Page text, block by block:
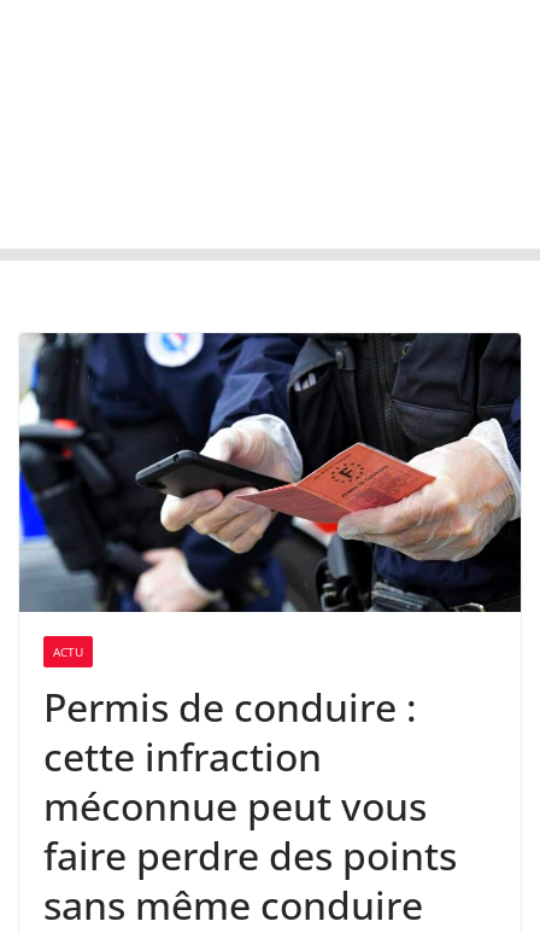
ACTU
Permis de conduire :
cette infraction
méconnue peut vous
faire perdre des points
sans même conduire